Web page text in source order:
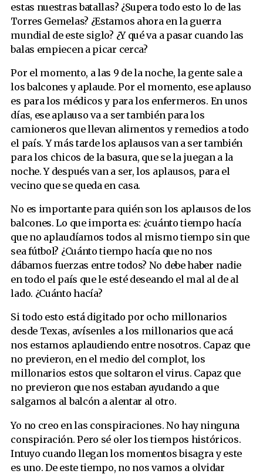
estas nuestras batallas? ¿Supera todo esto lo de las
Torres Gemelas? ¿Estamos ahora en la guerra
mundial de este siglo? ¿Y qué va a pasar cuando las
balas empiecen a picar cerca?
Por el momento, a las 9 de la noche, la gente sale a
los balcones y aplaude. Por el momento, ese aplauso
es para los médicos y para los enfermeros. En unos
días, ese aplauso va a ser también para los
camioneros que llevan alimentos y remedios a todo
el país. Y más tarde los aplausos van a ser también
para los chicos de la basura, que se la juegan a la
noche. Y después van a ser, los aplausos, para el
vecino que se queda en casa.
No es importante para quién son los aplausos de los
balcones. Lo que importa es: ¿cuánto tiempo hacía
que no aplaudíamos todos al mismo tiempo sin que
sea fútbol? ¿Cuánto tiempo hacía que no nos
dábamos fuerzas entre todos? No debe haber nadie
en todo el país que le esté deseando el mal al de al
lado. ¿Cuánto hacía?
Si todo esto está digitado por ocho millonarios
desde Texas, avísenles a los millonarios que acá
nos estamos aplaudiendo entre nosotros. Capaz que
no previeron, en el medio del complot, los
millonarios estos que soltaron el virus. Capaz que
no previeron que nos estaban ayudando a que
salgamos al balcón a alentar al otro.
Yo no creo en las conspiraciones. No hay ninguna
conspiración. Pero sé oler los tiempos históricos.
Intuyo cuando llegan los momentos bisagra y este
es uno. De este tiempo, no nos vamos a olvidar